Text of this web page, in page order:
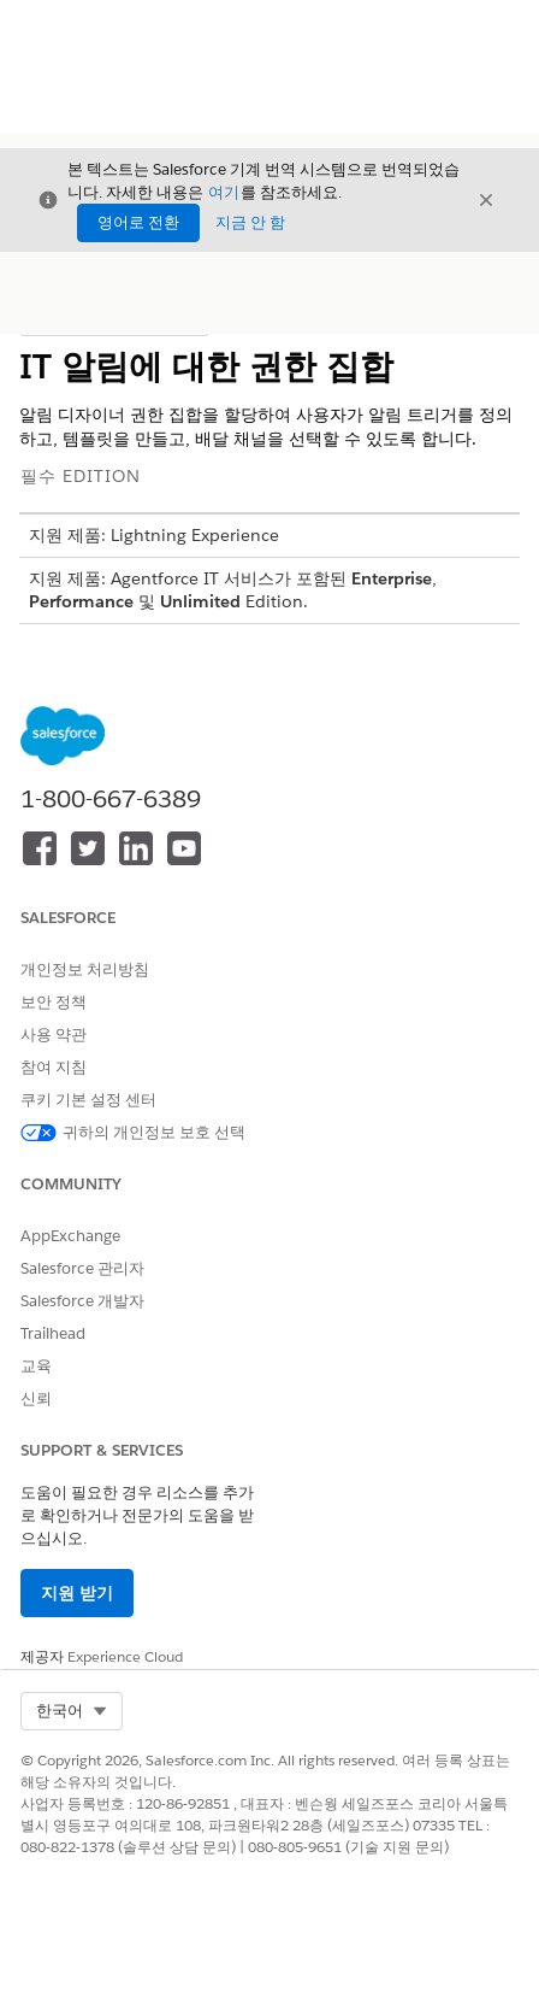
닫기
본 텍스트는 Salesforce 기계 번역 시스템으로 번역되었습
니다. 자세한 내용은 여기 를 참조하세요.
영어로 전환
지금 안 함
닫기
IT 알림에 대한 권한 집합
알림 디자이너 권한 집합을 할당하여 사용자가 알림 트리거를 정의
하고, 템플릿을 만들고, 배달 채널을 선택할 수 있도록 합니다.
필수 EDITION
지원 제품: Lightning Experience
지원 제품: Agentforce IT 서비스가 포함된 Enterprise,
Performance 및 Unlimited Edition.
사용자에게 권한 집합을 할당하여 알림에 대한 개체, 필드 및 기능
에 대한 액세스 권한을 부여합니다. 각 권한 집합 라이센스에서 제
공되는 내용을 이해합니다. 권한 집합은 사용자 프로필을 넘어 사용
알림에 대한 권한 집합
권한 집합
이 기사를 통해 문제를 해결했습니까?
개선을 위한 의견을 보내주세요.
1-800-667-6389
SALESFORCE
개인정보 처리방침
보안 정책
사용 약관
참여 지침
쿠키 기본 설정 센터
귀하의 개인정보 보호 선택
COMMUNITY
AppExchange
Salesforce 관리자
Salesforce 개발자
Trailhead
교육
신뢰
SUPPORT & SERVICES
도움이 필요한 경우 리소스를 추가
로 확인하거나 전문가의 도움을 받
으십시오.
지원 받기
제공자 Experience Cloud
한국어
© Copyright 2026, Salesforce.com Inc. All rights reserved. 여러 등록 상표는
해당 소유자의 것입니다.
사업자 등록번호 : 120-86-92851 , 대표자 : 벤슨웡 세일즈포스 코리아 서울특
별시 영등포구 여의대로 108, 파크원타워2 28층 (세일즈포스) 07335 TEL :
080-822-1378 (솔루션 상담 문의) | 080-805-9651 (기술 지원 문의)